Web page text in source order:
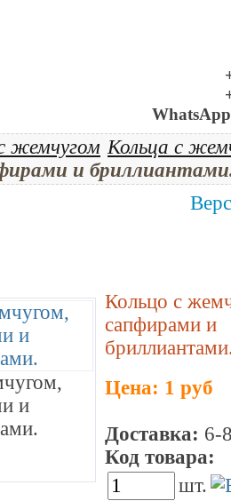
жемчугом Кольца с
и
и
Кольцо с
сапфирами и
Цена: 1 руб
Доставка: 6-
Код товара:
шт.